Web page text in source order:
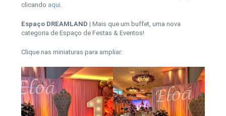
clicando aqui
Espaço DREAMLAND | Mais que um buffet, uma nova
categoria de Espaço de Festas & Eventos!
Clique nas miniaturas para ampliar: